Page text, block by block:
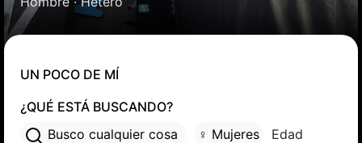
UN POCO DE MÍ
¿QUÉ ESTÁ BUSCANDO?
Busco cualquier cosa
♀ Mujeres Edad